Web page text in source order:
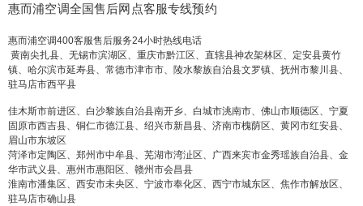
惠而浦空调全国售后网点客服专线预约
惠而浦空调400客服售后服务24小时热线电话
黄南尖扎县、无锡市滨湖区、重庆市黔江区、直辖县神农架林区、定安县黄竹
镇、哈尔滨市延寿县、常德市津市市、陵水黎族自治县文罗镇、抚州市黎川县、
驻马店市西平县
佳木斯市前进区、白沙黎族自治县南开乡、白城市洮南市、佛山市顺德区、宁夏
固原市西吉县、铜仁市德江县、绍兴市新昌县、济南市槐荫区、黄冈市红安县、
眉山市东坡区
菏泽市定陶区、郑州市中牟县、芜湖市湾沚区、广西来宾市金秀瑶族自治县、金
华市武义县、惠州市惠阳区、赣州市会昌县
淮南市潘集区、西安市未央区、宁波市奉化区、西宁市城东区、焦作市解放区、
驻马店市确山县